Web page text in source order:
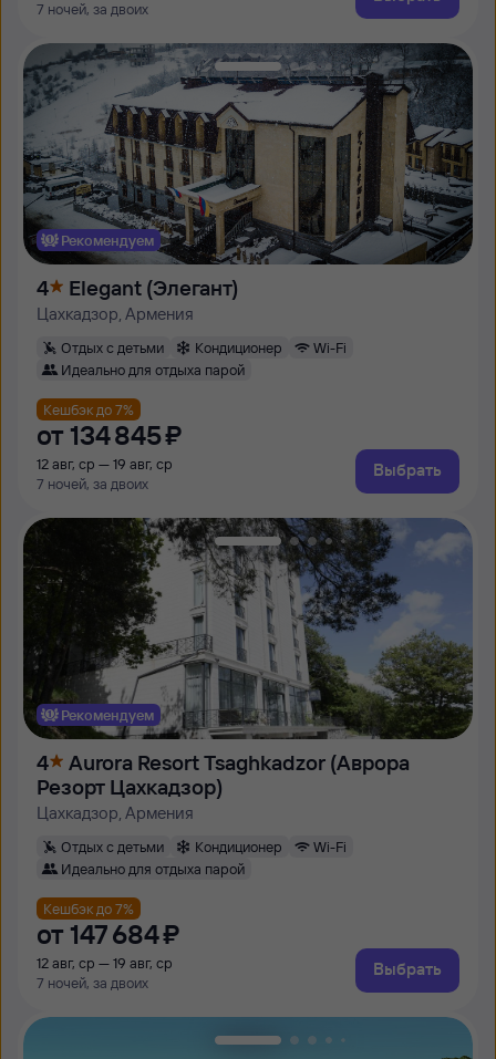
7 ночей, за двоих
Рекомендуем
4 Elegant (Элегант)
Цахкадзор, Армения
Отдых с детьми Кондиционер
Wi-Fi
Идеально для отдыха парой
Кешбэк до 7%
от 134 ⁠845 ⁠₽
12 авг, ср — 19 авг, ср
7 ночей, за двоих
Выбрать
Рекомендуем
4
Aurora Resort Tsaghkadzor (Аврора
Резорт Цахкадзор)
Цахкадзор, Армения
Отдых с детьми Кондиционер
Wi-Fi
Идеально для отдыха парой
Кешбэк до 7%
от 147 ⁠684 ⁠₽
12 авг, ср — 19 авг, ср
7 ночей, за двоих
Выбрать